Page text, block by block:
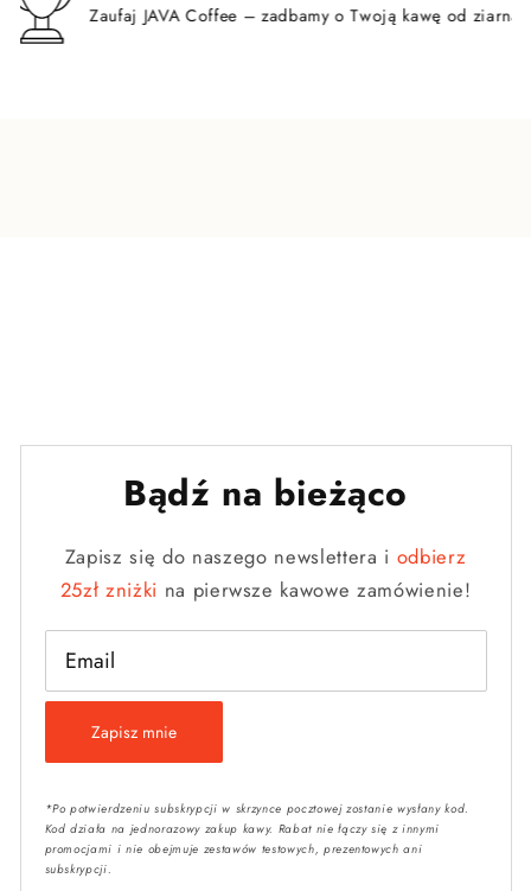
Zaufaj JAVA Coffee – zadbamy o Twoją kawę od ziarna aż
Bądź na bieżąco
Zapisz się do naszego newslettera i odbierz
25zł zniżki na pierwsze kawowe zamówienie!
Zapisz mnie
*Po potwierdzeniu subskrypcji w skrzynce pocztowej zostanie wysłany kod.
Kod działa na jednorazowy zakup kawy. Rabat nie łączy się z innymi
promocjami i nie obejmuje zestawów testowych, prezentowych ani
subskrypcji.